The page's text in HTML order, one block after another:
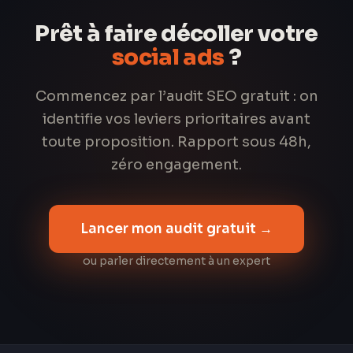
Prêt à faire décoller votre
social ads ?
Commencez par l’audit SEO gratuit : on
identifie vos leviers prioritaires avant
toute proposition. Rapport sous 48h,
zéro engagement.
Lancer mon audit gratuit →
ou parler directement à un expert